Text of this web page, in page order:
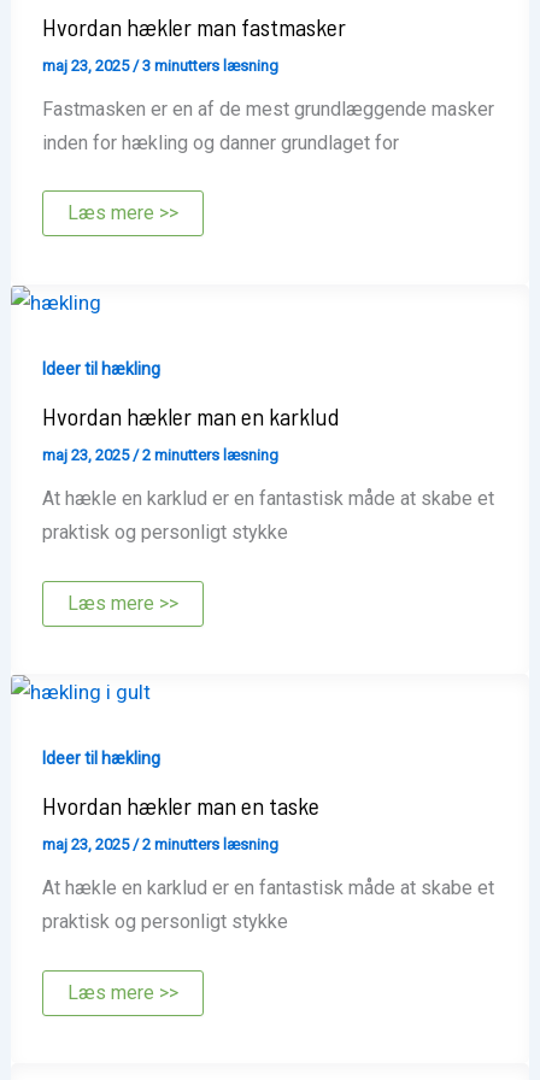
Hvordan hækler man fastmasker
maj 23, 2025 /3 minutters læsning
Fastmasken er en af de mest grundlæggende masker
inden for hækling og danner grundlaget for
Hvordan
hækler
Læs mere >>
Ideer til hækling
Hvordan hækler man en karklud
maj 23, 2025/2 minutters læsning
At hækle en karklud er en fantastisk måde at skabe et
praktisk og personligt stykke
Hvordan
hækler
Læs mere >>
Ideer til hækling
Hvordan hækler man en taske
maj 23, 2025/2 minutters læsning
At hækle en karklud er en fantastisk måde at skabe et
praktisk og personligt stykke
Hvordan
hækler
Læs mere >>